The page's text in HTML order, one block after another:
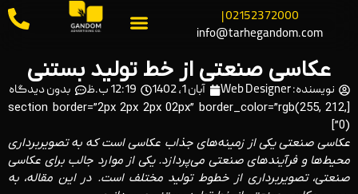
02152372000 |
info@tarhegandom.com
عکاسی صنعتی از خط تولید بستنی
نویسنده: آبان 1, 1402 12:19 ب.ظ بدون دیدگاه
[section border=”2px 2px 2px 02px” border_color=”rgb(255, 212,
0)”]
عکاسی صنعتی یکی از زمینه‌های جذاب عکاسی است که به تصویربرداری
محیط‌ها و فرآیندهای صنعتی می‌پردازد. یکی از موارد جالب برای عکاسی
صنعتی، تصویربرداری از خطوط تولید مختلف است. در این مقاله، به